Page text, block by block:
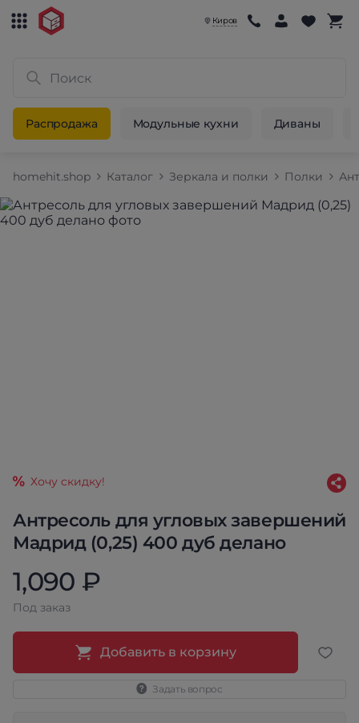
Киров
Распродажа Модульные кухни Диваны
homehit.shop Каталог Зеркала и полки Полки
Антресоль для угловых завершений
Мадрид (0,25) 400 дуб делано
Хочу скидку!
1,090 ₽
Под заказ
Добавить в корзину
Задать вопрос